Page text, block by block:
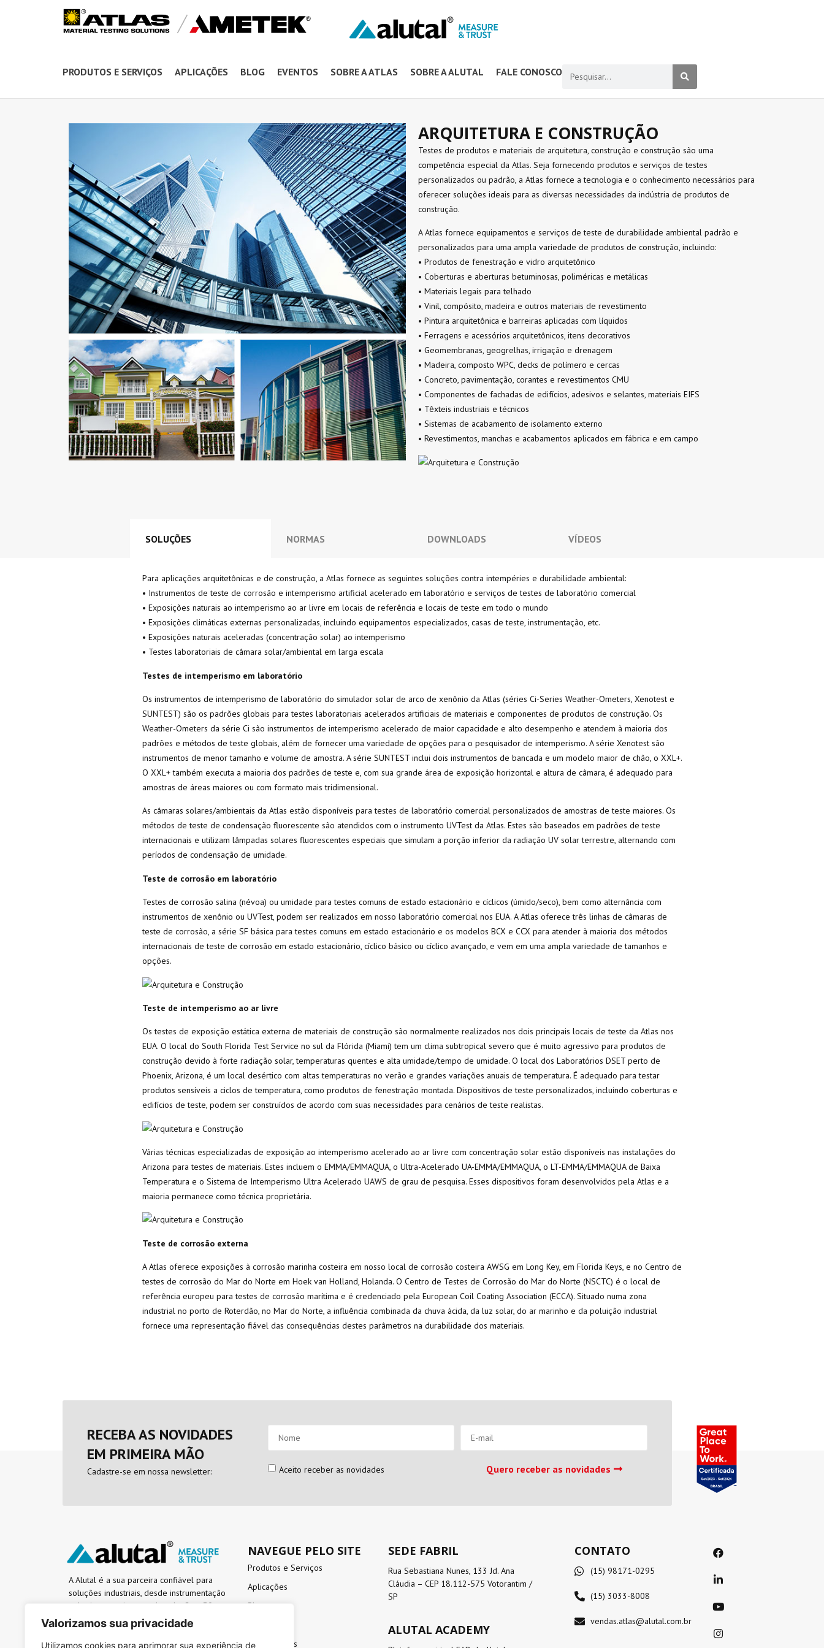
Valorizamos sua privacidade
Utilizamos cookies para aprimorar sua experiência de
PRODUTOS E SERVIÇOS APLICAÇÕES BLOG EVENTOS SOBRE A ATLAS SOBRE A ALUTAL FALE CONOSCO
ARQUITETURA E CONSTRUÇÃO
Testes de produtos e materiais de arquitetura, construção e construção são uma
competência especial da Atlas. Seja fornecendo produtos e serviços de testes
personalizados ou padrão, a Atlas fornece a tecnologia e o conhecimento necessários para
oferecer soluções ideais para as diversas necessidades da indústria de produtos de
construção.
A Atlas fornece equipamentos e serviços de teste de durabilidade ambiental padrão e
personalizados para uma ampla variedade de produtos de construção, incluindo:
• Produtos de fenestração e vidro arquitetônico
• Coberturas e aberturas betuminosas, poliméricas e metálicas
• Materiais legais para telhado
• Vinil, compósito, madeira e outros materiais de revestimento
• Pintura arquitetônica e barreiras aplicadas com líquidos
• Ferragens e acessórios arquitetônicos, itens decorativos
• Geomembranas, geogrelhas, irrigação e drenagem
• Madeira, composto WPC, decks de polímero e cercas
• Concreto, pavimentação, corantes e revestimentos CMU
• Componentes de fachadas de edifícios, adesivos e selantes, materiais EIFS
• Têxteis industriais e técnicos
• Sistemas de acabamento de isolamento externo
• Revestimentos, manchas e acabamentos aplicados em fábrica e em campo
SOLUÇÕES NORMAS DOWNLOADS VÍDEOS
Para aplicações arquitetônicas e de construção, a Atlas fornece as seguintes soluções contra intempéries e durabilidade ambiental:
• Instrumentos de teste de corrosão e intemperismo artificial acelerado em laboratório e serviços de testes de laboratório comercial
• Exposições naturais ao intemperismo ao ar livre em locais de referência e locais de teste em todo o mundo
• Exposições climáticas externas personalizadas, incluindo equipamentos especializados, casas de teste, instrumentação, etc.
• Exposições naturais aceleradas (concentração solar) ao intemperismo
• Testes laboratoriais de câmara solar/ambiental em larga escala
Testes de intemperismo em laboratório
Os instrumentos de intemperismo de laboratório do simulador solar de arco de xenônio da Atlas (séries Ci-Series Weather-Ometers, Xenotest e
SUNTEST) são os padrões globais para testes laboratoriais acelerados artificiais de materiais e componentes de produtos de construção. Os
Weather-Ometers da série Ci são instrumentos de intemperismo acelerado de maior capacidade e alto desempenho e atendem à maioria dos
padrões e métodos de teste globais, além de fornecer uma variedade de opções para o pesquisador de intemperismo. A série Xenotest são
instrumentos de menor tamanho e volume de amostra. A série SUNTEST inclui dois instrumentos de bancada e um modelo maior de chão, o XXL+.
O XXL+ também executa a maioria dos padrões de teste e, com sua grande área de exposição horizontal e altura de câmara, é adequado para
amostras de áreas maiores ou com formato mais tridimensional.
As câmaras solares/ambientais da Atlas estão disponíveis para testes de laboratório comercial personalizados de amostras de teste maiores. Os
métodos de teste de condensação fluorescente são atendidos com o instrumento UVTest da Atlas. Estes são baseados em padrões de teste
internacionais e utilizam lâmpadas solares fluorescentes especiais que simulam a porção inferior da radiação UV solar terrestre, alternando com
períodos de condensação de umidade.
Teste de corrosão em laboratório
Testes de corrosão salina (névoa) ou umidade para testes comuns de estado estacionário e cíclicos (úmido/seco), bem como alternância com
instrumentos de xenônio ou UVTest, podem ser realizados em nosso laboratório comercial nos EUA. A Atlas oferece três linhas de câmaras de
teste de corrosão, a série SF básica para testes comuns em estado estacionário e os modelos BCX e CCX para atender à maioria dos métodos
internacionais de teste de corrosão em estado estacionário, cíclico básico ou cíclico avançado, e vem em uma ampla variedade de tamanhos e
opções.
Teste de intemperismo ao ar livre
Os testes de exposição estática externa de materiais de construção são normalmente realizados nos dois principais locais de teste da Atlas nos
EUA. O local do South Florida Test Service no sul da Flórida (Miami) tem um clima subtropical severo que é muito agressivo para produtos de
construção devido à forte radiação solar, temperaturas quentes e alta umidade/tempo de umidade. O local dos Laboratórios DSET perto de
Phoenix, Arizona, é um local desértico com altas temperaturas no verão e grandes variações anuais de temperatura. É adequado para testar
produtos sensíveis a ciclos de temperatura, como produtos de fenestração montada. Dispositivos de teste personalizados, incluindo coberturas e
edifícios de teste, podem ser construídos de acordo com suas necessidades para cenários de teste realistas.
Várias técnicas especializadas de exposição ao intemperismo acelerado ao ar livre com concentração solar estão disponíveis nas instalações do
Arizona para testes de materiais. Estes incluem o EMMA/EMMAQUA, o Ultra-Acelerado UA-EMMA/EMMAQUA, o LT-EMMA/EMMAQUA de Baixa
Temperatura e o Sistema de Intemperismo Ultra Acelerado UAWS de grau de pesquisa. Esses dispositivos foram desenvolvidos pela Atlas e a
maioria permanece como técnica proprietária.
Teste de corrosão externa
A Atlas oferece exposições à corrosão marinha costeira em nosso local de corrosão costeira AWSG em Long Key, em Florida Keys, e no Centro de
testes de corrosão do Mar do Norte em Hoek van Holland, Holanda. O Centro de Testes de Corrosão do Mar do Norte (NSCTC) é o local de
referência europeu para testes de corrosão marítima e é credenciado pela European Coil Coating Association (ECCA). Situado numa zona
industrial no porto de Roterdão, no Mar do Norte, a influência combinada da chuva ácida, da luz solar, do ar marinho e da poluição industrial
fornece uma representação fiável das consequências destes parâmetros na durabilidade dos materiais.
RECEBA AS NOVIDADES
EM PRIMEIRA MÃO
Cadastre-se em nossa newsletter: Aceito receber as novidades Quero receber as novidades
A Alutal é a sua parceira confiável para
soluções industriais, desde instrumentação
até o intemperismo acelerado. Com 30
anos de mercado, hoje é referência em
qualidade e confiabilidade. Conte com
nossa expertise para levar sua aplicação
NAVEGUE PELO SITE
Produtos e Serviços
Aplicações
Blog
Sobre a Atlas
SEDE FABRIL
Rua Sebastiana Nunes, 133 Jd. Ana
Cláudia – CEP 18.112-575 Votorantim /
SP
ALUTAL ACADEMY
CONTATO
(15) 98171-0295
(15) 3033-8008
vendas.atlas@alutal.com.br